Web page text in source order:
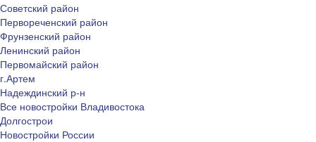
Советский район
Первореченский район
Фрунзенский район
Ленинский район
Первомайский район
г.Артем
Надеждинский р-н
Все новостройки Владивостока
Долгострои
Новостройки России